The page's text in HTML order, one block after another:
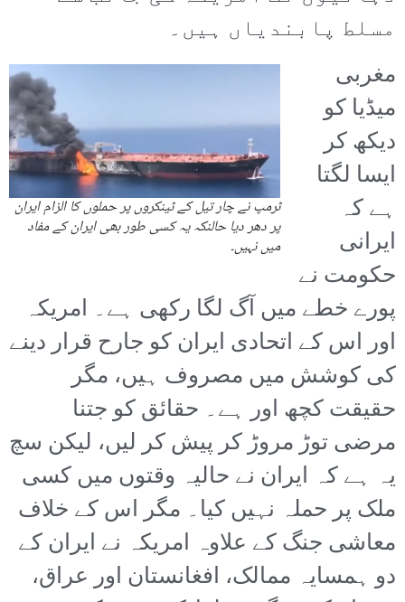
مسلط پابندیاں ہیں۔
ٹرمپ نے چار تیل کے ٹینکروں پر حملوں کا الزام ایران
پر دھر دیا حالنکہ یہ کسی طور بھی ایران کے مفاد
میں نہیں۔
مغربی
میڈیا کو
دیکھ کر
ایسا لگتا
ہے کہ
ایرانی
حکومت نے
پورے خطے میں آگ لگا رکھی ہے۔ امریکہ
اور اس کے اتحادی ایران کو جارح قرار دینے
کی کوشش میں مصروف ہیں، مگر
حقیقت کچھ اور ہے۔ حقائق کو جتنا
مرضی توڑ مروڑ کر پیش کر لیں، لیکن سچ
یہ ہے کہ ایران نے حالیہ وقتوں میں کسی
ملک پر حملہ نہیں کیا۔ مگر اس کے خلاف
معاشی جنگ کے علاوہ امریکہ نے ایران کے
دو ہمسایہ ممالک، افغانستان اور عراق،